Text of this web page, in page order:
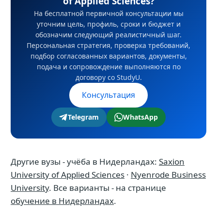
этапы. Решение о зачислении принимает
университет; решение по визе принимает
уполномоченный орган, а наличие жилья
подтверждает университет или
поставщик. На бесплатной первичной
консультации мы уточним цель, профиль,
сроки и бюджет и обозначим следующий
реалистичный шаг.
На бесплатной первичной консультации мы
уточним цель, профиль, сроки и бюджет и
обозначим следующий реалистичный шаг.
Персональная стратегия, проверка требований,
подбор согласованных вариантов, документы,
подача и сопровождение выполняются по
договору со StudyU.
Консультация
Telegram WhatsApp
Другие вузы - учёба в Нидерландах: Saxion
University of Applied Sciences · Nyenrode Business
University. Все варианты - на странице
обучение в Нидерландах.